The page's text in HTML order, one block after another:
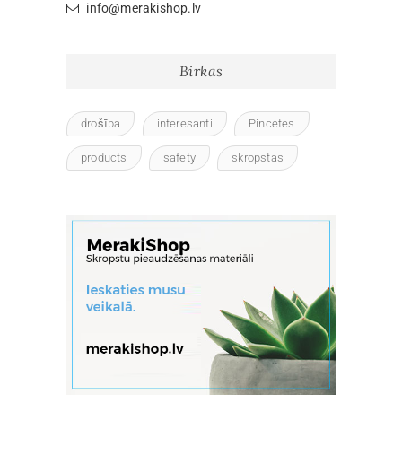
info@merakishop.lv
Birkas
drošība interesanti Pincetes
products safety skropstas